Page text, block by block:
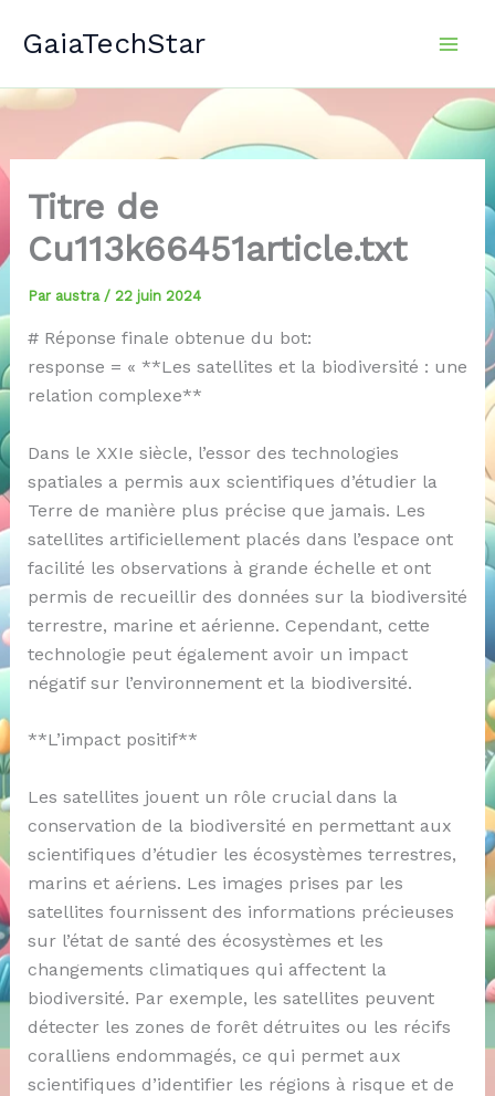
GaiaTechStar
Titre de
Cu113k66451article.txt
Par austra / 22 juin 2024
# Réponse finale obtenue du bot:
response = « **Les satellites et la biodiversité : une
relation complexe**
Dans le XXIe siècle, l’essor des technologies
spatiales a permis aux scientifiques d’étudier la
Terre de manière plus précise que jamais. Les
satellites artificiellement placés dans l’espace ont
facilité les observations à grande échelle et ont
permis de recueillir des données sur la biodiversité
terrestre, marine et aérienne. Cependant, cette
technologie peut également avoir un impact
négatif sur l’environnement et la biodiversité.
**L’impact positif**
Les satellites jouent un rôle crucial dans la
conservation de la biodiversité en permettant aux
scientifiques d’étudier les écosystèmes terrestres,
marins et aériens. Les images prises par les
satellites fournissent des informations précieuses
sur l’état de santé des écosystèmes et les
changements climatiques qui affectent la
biodiversité. Par exemple, les satellites peuvent
détecter les zones de forêt détruites ou les récifs
coralliens endommagés, ce qui permet aux
scientifiques d’identifier les régions à risque et de